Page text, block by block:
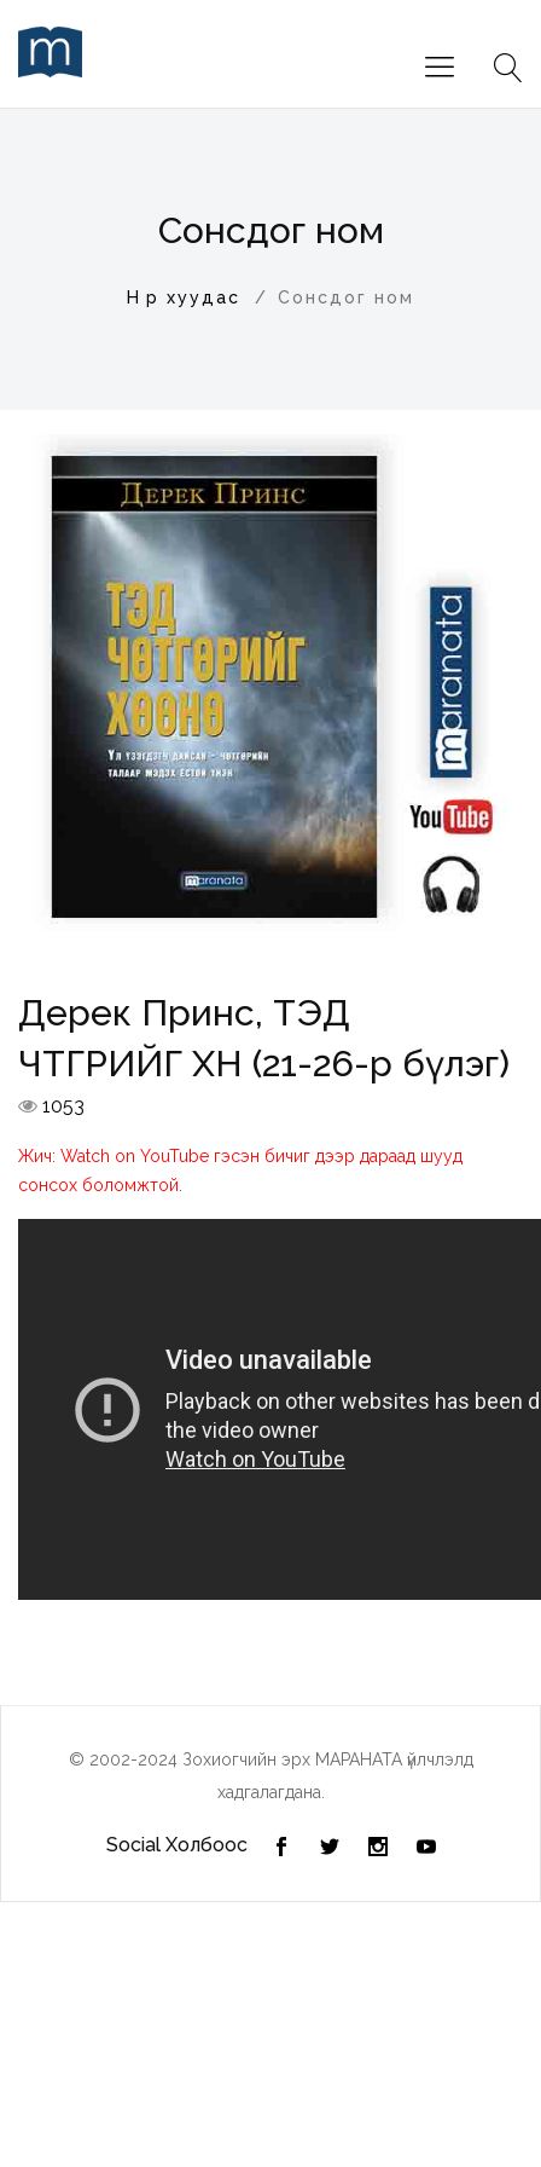
Сонсдог ном
Нүүр хуудас Сонсдог ном
Дерек Принс, ТЭД
ЧӨТГӨРИЙГ ХӨӨНӨ (21-26-р бүлэг)
1053
Жич: Watch on YouTube гэсэн бичиг дээр дараад шууд
сонсох боломжтой.
© 2002-2024 Зохиогчийн эрх МАРАНАТА үйлчлэлд
хадгалагдана.
Social Холбоос